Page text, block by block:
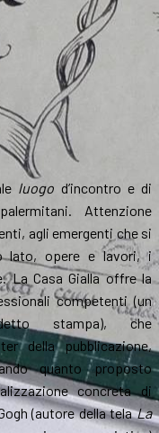
luogo d’incontro e di
Attenzione
agli emergenti che si
lato, opere e lavori, i
La Casa Gialla offre la
competenti (un
stampa), che
della pubblicazione,
quanto proposto
concreta di
(autore della telaLa